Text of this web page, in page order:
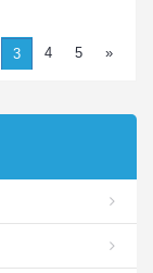
3 4 5 »